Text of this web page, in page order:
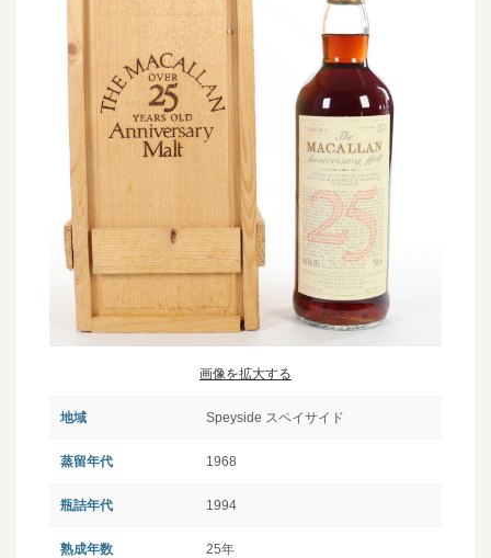
画像を拡大する
地域 Speyside スペイサイド
蒸留年代 1968
瓶詰年代 1994
熟成年数 25年